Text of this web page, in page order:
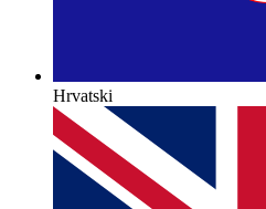
Hrvatski